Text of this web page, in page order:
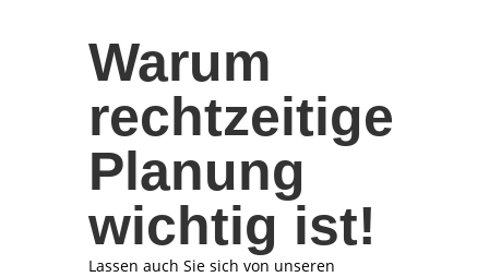
Warum
rechtzeitige
Planung
wichtig ist!
Lassen auch Sie sich von unseren